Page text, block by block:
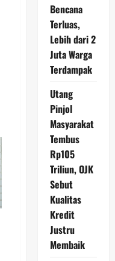
Bencana
Terluas,
Lebih dari 2
Juta Warga
Terdampak
Utang
Pinjol
Masyarakat
Tembus
Rp105
Triliun, OJK
Sebut
Kualitas
Kredit
Justru
Membaik